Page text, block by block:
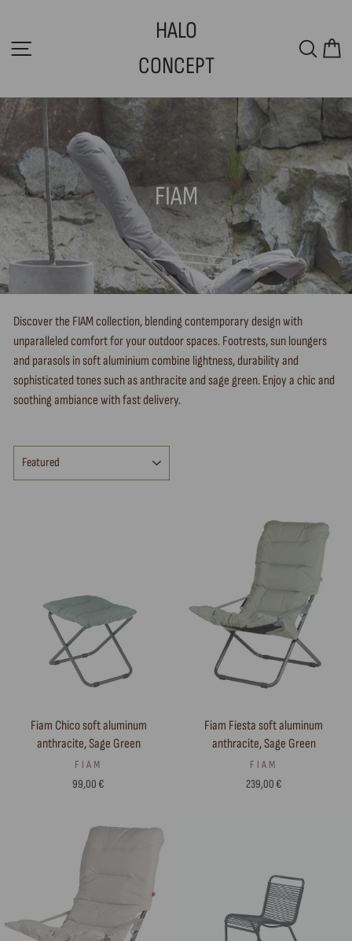
content
HALO
CONCEPT
FIAM
Discover the FIAM collection, blending contemporary design with
unparalleled comfort for your outdoor spaces. Footrests, sun loungers
and parasols in soft aluminium combine lightness, durability and
sophisticated tones such as anthracite and sage green. Enjoy a chic and
soothing ambiance with fast delivery.
Fiam Chico soft aluminum
anthracite, Sage Green
FIAM
99,00 €
Fiam Fiesta soft aluminum
anthracite, Sage Green
FIAM
239,00 €